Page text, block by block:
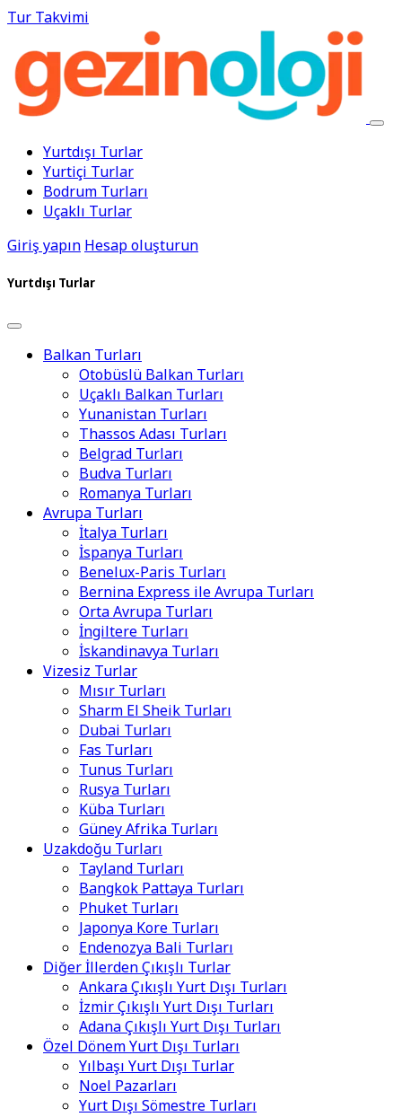
Tur Takvimi
Yurtdışı Turlar
Yurtiçi Turlar
Bodrum Turları
Uçaklı Turlar
Giriş yapın Hesap oluşturun
Yurtdışı Turlar
Balkan Turları
Otobüslü Balkan Turları
Uçaklı Balkan Turları
Yunanistan Turları
Thassos Adası Turları
Belgrad Turları
Budva Turları
Romanya Turları
Avrupa Turları
İtalya Turları
İspanya Turları
Benelux-Paris Turları
Bernina Express ile Avrupa Turları
Orta Avrupa Turları
İngiltere Turları
İskandinavya Turları
Vizesiz Turlar
Mısır Turları
Sharm El Sheik Turları
Dubai Turları
Fas Turları
Tunus Turları
Rusya Turları
Küba Turları
Güney Afrika Turları
Uzakdoğu Turları
Tayland Turları
Bangkok Pattaya Turları
Phuket Turları
Japonya Kore Turları
Endenozya Bali Turları
Diğer İllerden Çıkışlı Turlar
Ankara Çıkışlı Yurt Dışı Turları
İzmir Çıkışlı Yurt Dışı Turları
Adana Çıkışlı Yurt Dışı Turları
Özel Dönem Yurt Dışı Turları
Yılbaşı Yurt Dışı Turlar
Noel Pazarları
Yurt Dışı Sömestre Turları